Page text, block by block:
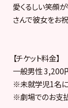
愛くるしい笑顔
さんで彼女をお
【チケット料金】
一般男性 3,200
※未就学児1名に
※劇場でのお支